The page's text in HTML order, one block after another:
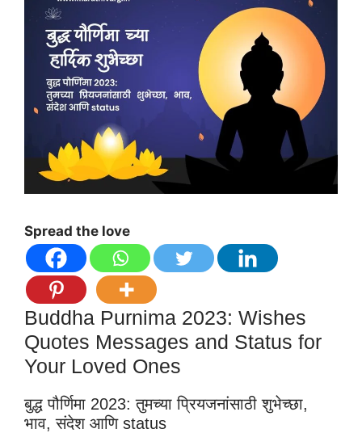
Spread the love
Buddha Purnima 2023: Wishes
Quotes Messages and Status for
Your Loved Ones
बुद्ध पौर्णिमा 2023: तुमच्या प्रियजनांसाठी शुभेच्छा,
भाव, संदेश आणि status